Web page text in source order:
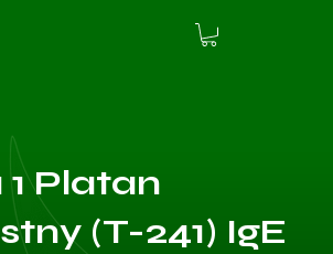
1 Platan
(T-241) IgE